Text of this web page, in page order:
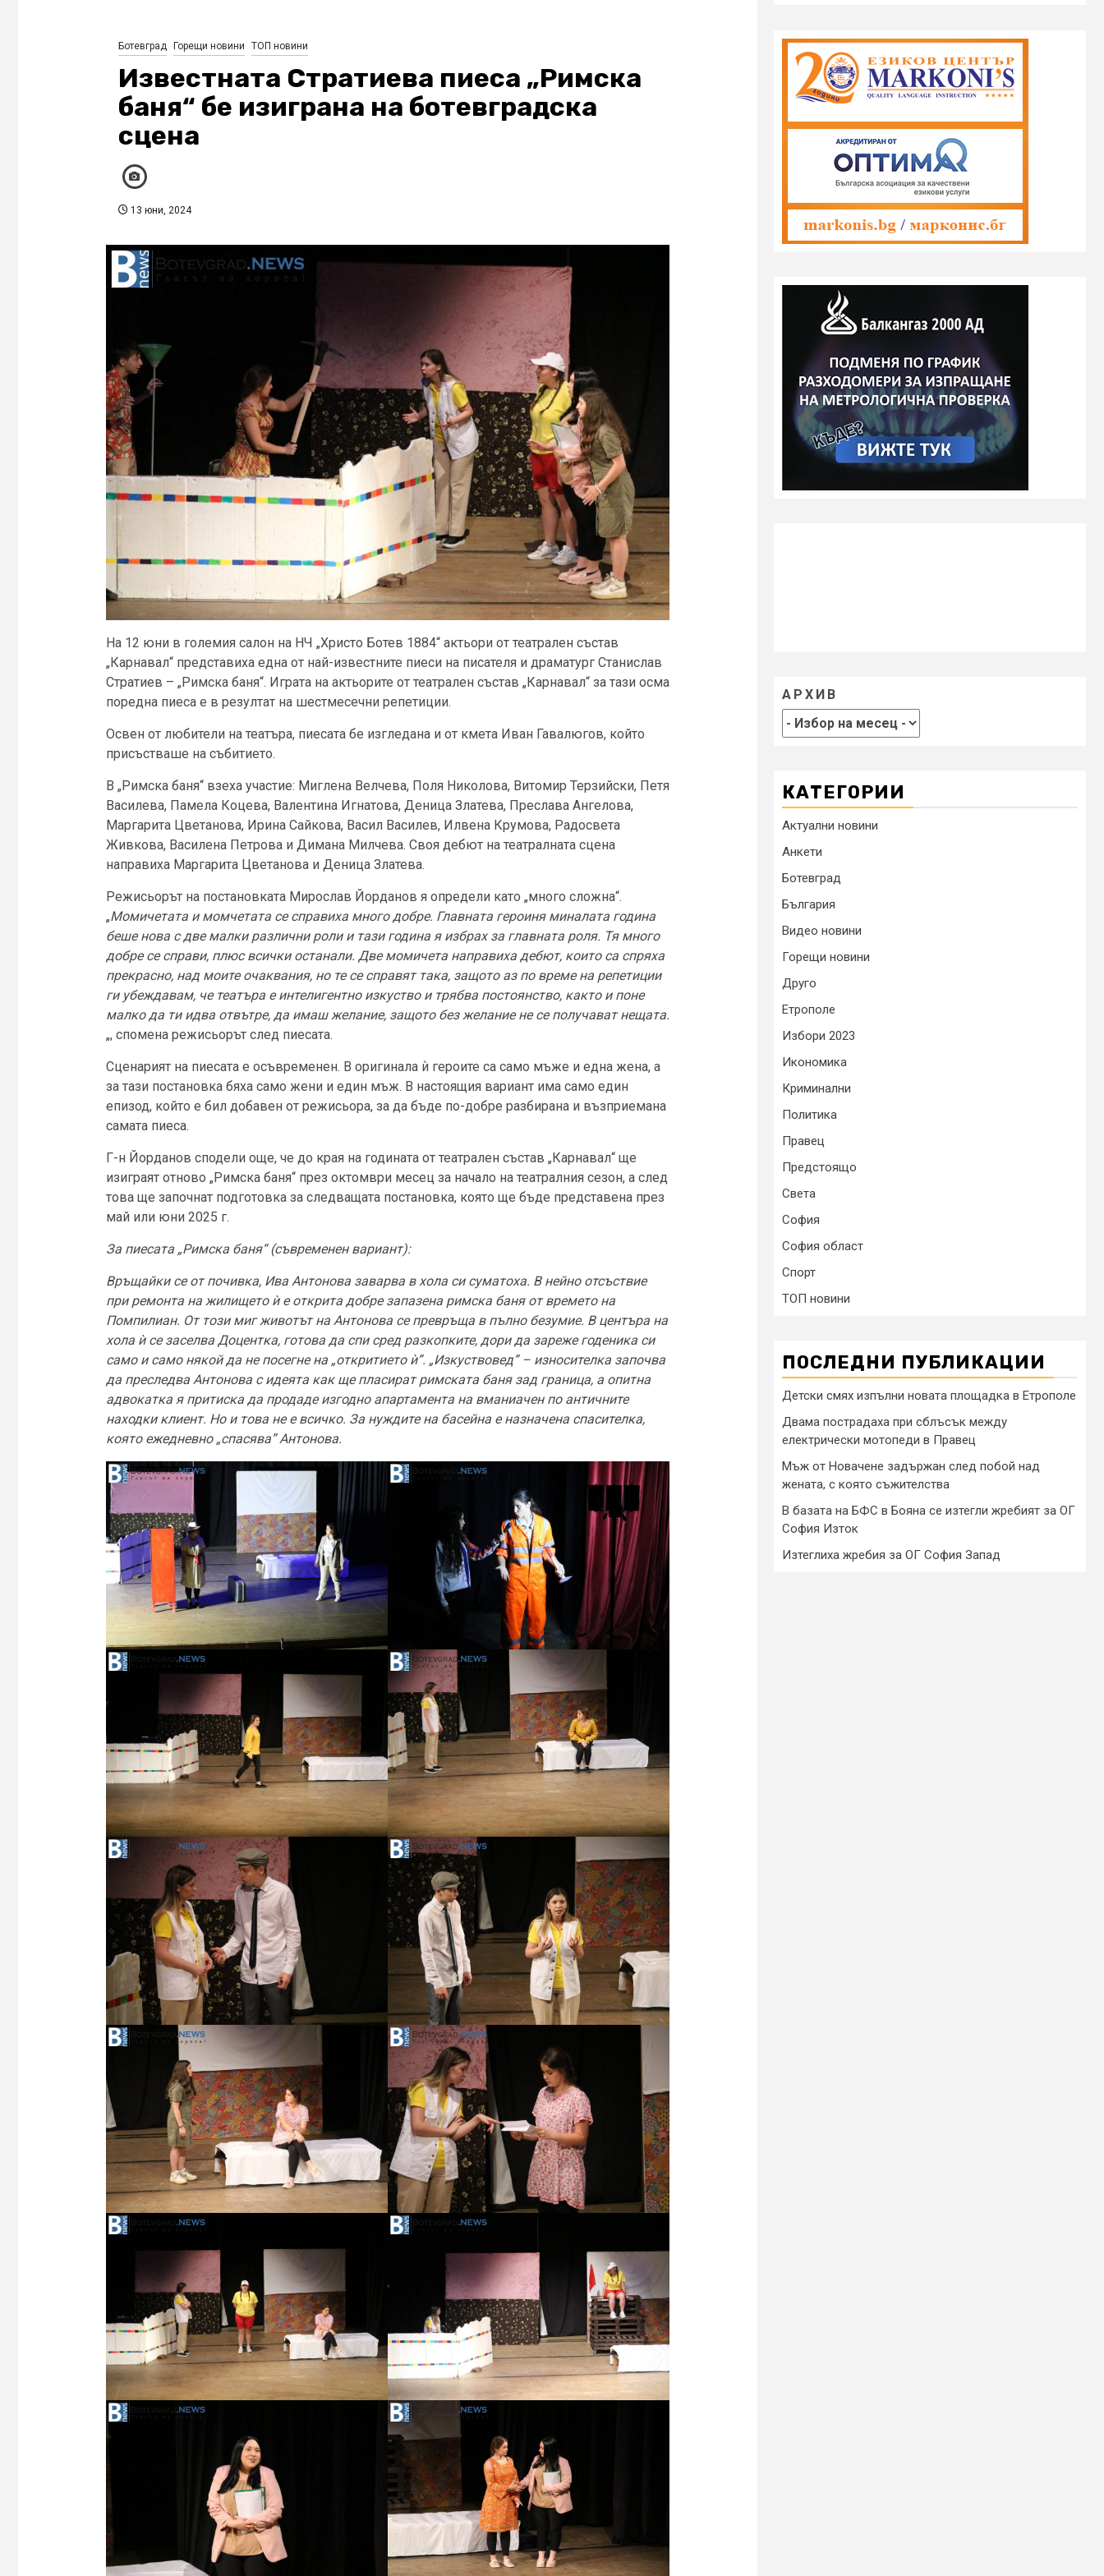
Ботевград Горещи новини ТОП новини
Известната Стратиева пиеса „Римска
баня“ бе изиграна на ботевградска
сцена
13 юни, 2024
На 12 юни в големия салон на НЧ „Христо Ботев 1884“ актьори от театрален състав
„Карнавал“ представиха една от най-известните пиеси на писателя и драматург Станислав
Стратиев – „Римска баня“. Играта на актьорите от театрален състав „Карнавал“ за тази осма
поредна пиеса е в резултат на шестмесечни репетиции.
Освен от любители на театъра, пиесата бе изгледана и от кмета Иван Гавалюгов, който
присъстваше на събитието.
В „Римска баня“ взеха участие: Миглена Велчева, Поля Николова, Витомир Терзийски, Петя
Василева, Памела Коцева, Валентина Игнатова, Деница Златева, Преслава Ангелова,
Маргарита Цветанова, Ирина Сайкова, Васил Василев, Илвена Крумова, Радосвета
Живкова, Василена Петрова и Димана Милчева. Своя дебют на театралната сцена
направиха Маргарита Цветанова и Деница Златева.
Режисьорът на постановката Мирослав Йорданов я определи като „много сложна“.
„Момичетата и момчетата се справиха много добре. Главната героиня миналата година
беше нова с две малки различни роли и тази година я избрах за главната роля. Тя много
добре се справи, плюс всички останали. Две момичета направиха дебют, които са спряха
прекрасно, над моите очаквания, но те се справят така, защото аз по време на репетиции
ги убеждавам, че театъра е интелигентно изкуство и трябва постоянство, както и поне
малко да ти идва отвътре, да имаш желание, защото без желание не се получават нещата.
„, спомена режисьорът след пиесата.
Сценарият на пиесата е осъвременен. В оригинала ѝ героите са само мъже и една жена, а
за тази постановка бяха само жени и един мъж. В настоящия вариант има само един
епизод, който е бил добавен от режисьора, за да бъде по-добре разбирана и възприемана
самата пиеса.
Г-н Йорданов сподели още, че до края на годината от театрален състав „Карнавал“ ще
изиграят отново „Римска баня“ през октомври месец за начало на театралния сезон, а след
това ще започнат подготовка за следващата постановка, която ще бъде представена през
май или юни 2025 г.
За пиесата „Римска баня“ (съвременен вариант):
Връщайки се от почивка, Ива Антонова заварва в хола си суматоха. В нейно отсъствие
при ремонта на жилището ѝ е открита добре запазена римска баня от времето на
Помпилиан. От този миг животът на Антонова се превръща в пълно безумие. В центъра на
хола ѝ се заселва Доцентка, готова да спи сред разкопките, дори да зареже годеника си
само и само някой да не посегне на „откритието ѝ”. „Изкуствовед” – износителка започва
да преследва Антонова с идеята как ще пласират римската баня зад граница, а опитна
адвокатка я притиска да продаде изгодно апартамента на вманиачен по античните
находки клиент. Но и това не е всичко. За нуждите на басейна е назначена спасителка,
която ежедневно „спасява” Антонова.
АРХИВ
КАТЕГОРИИ
Актуални новини
Анкети
Ботевград
България
Видео новини
Горещи новини
Друго
Етрополе
Избори 2023
Икономика
Криминални
Политика
Правец
Предстоящо
Света
София
София област
Спорт
ТОП новини
ПОСЛЕДНИ ПУБЛИКАЦИИ
Детски смях изпълни новата площадка в Етрополе
Двама пострадаха при сблъсък между
електрически мотопеди в Правец
Мъж от Новачене задържан след побой над
жената, с която съжителства
В базата на БФС в Бояна се изтегли жребият за ОГ
София Изток
Изтеглиха жребия за ОГ София Запад